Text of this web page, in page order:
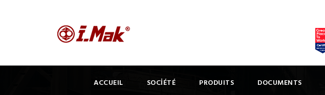
ACCUEIL SOCİÉTÉ PRODUITS DOCUMENTS